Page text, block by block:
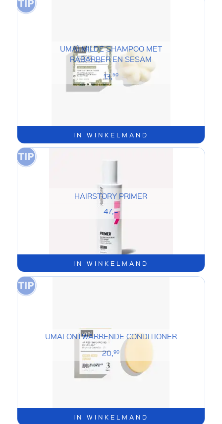
IN WINKELMAND
UMAÏ MILDE SHAMPOO MET
RABARBER EN SESAM
13,50
IN WINKELMAND
HAIRSTORY PRIMER
47,=
IN WINKELMAND
UMAÏ ONTWARRENDE CONDITIONER
20,90